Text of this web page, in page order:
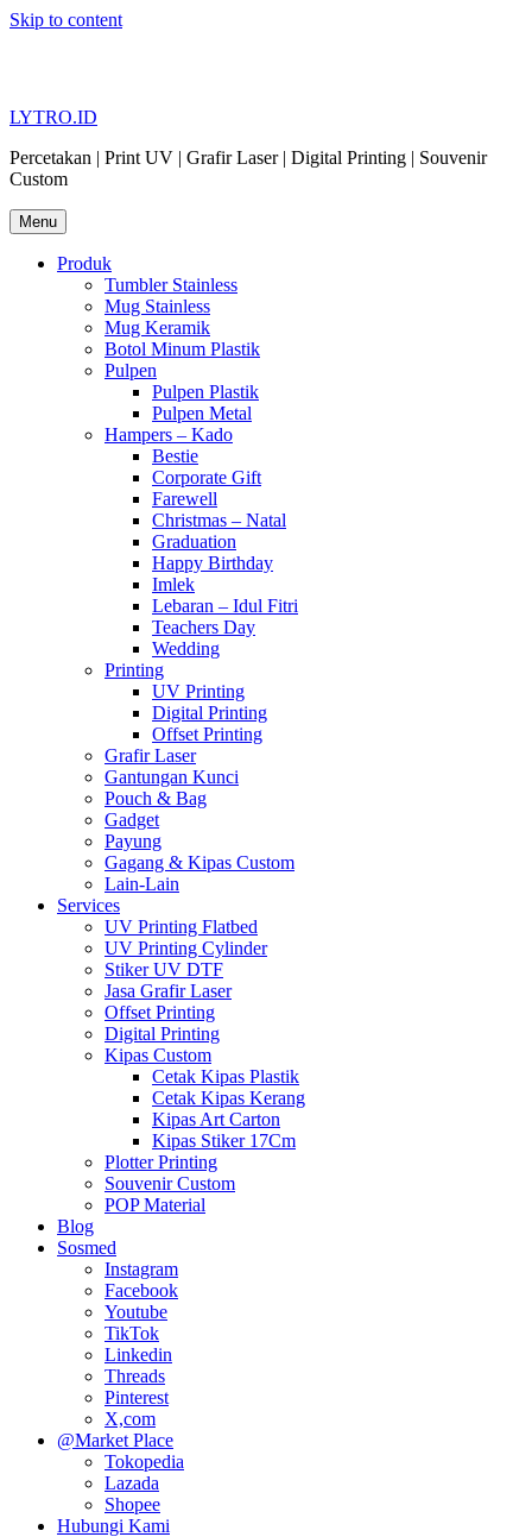
Skip to content
LYTRO.ID
Percetakan | Print UV | Grafir Laser | Digital Printing | Souvenir
Custom
Menu
Produk
Tumbler Stainless
Mug Stainless
Mug Keramik
Botol Minum Plastik
Pulpen
Pulpen Plastik
Pulpen Metal
Hampers – Kado
Bestie
Corporate Gift
Farewell
Christmas – Natal
Graduation
Happy Birthday
Imlek
Lebaran – Idul Fitri
Teachers Day
Wedding
Printing
UV Printing
Digital Printing
Offset Printing
Grafir Laser
Gantungan Kunci
Pouch & Bag
Gadget
Payung
Gagang & Kipas Custom
Lain-Lain
Services
UV Printing Flatbed
UV Printing Cylinder
Stiker UV DTF
Jasa Grafir Laser
Offset Printing
Digital Printing
Kipas Custom
Cetak Kipas Plastik
Cetak Kipas Kerang
Kipas Art Carton
Kipas Stiker 17Cm
Plotter Printing
Souvenir Custom
POP Material
Blog
Sosmed
Instagram
Facebook
Youtube
TikTok
Linkedin
Threads
Pinterest
X,com
@Market Place
Tokopedia
Lazada
Shopee
Hubungi Kami